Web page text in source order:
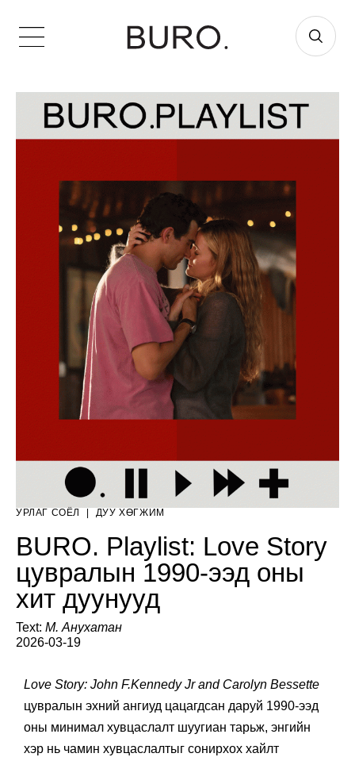
УРЛАГ СОЁЛ | ДУУ ХӨГЖИМ
BURO. Playlist: Love Story
цувралын ​​1990-ээд оны
хит дуунууд
Text: М. Анухатан
2026-03-19
Love Story: John F.Kennedy Jr and Carolyn Bessette
цувралын эхний ангиуд цацагдсан даруй 1990-ээд
оны минимал хувцаслалт шуугиан тарьж, энгийн
хэр нь чамин хувцаслалтыг сонирхох хайлт